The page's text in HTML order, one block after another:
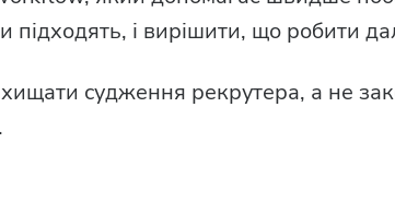
підходять, і вирішити, що робити
судження рекрутера, а не